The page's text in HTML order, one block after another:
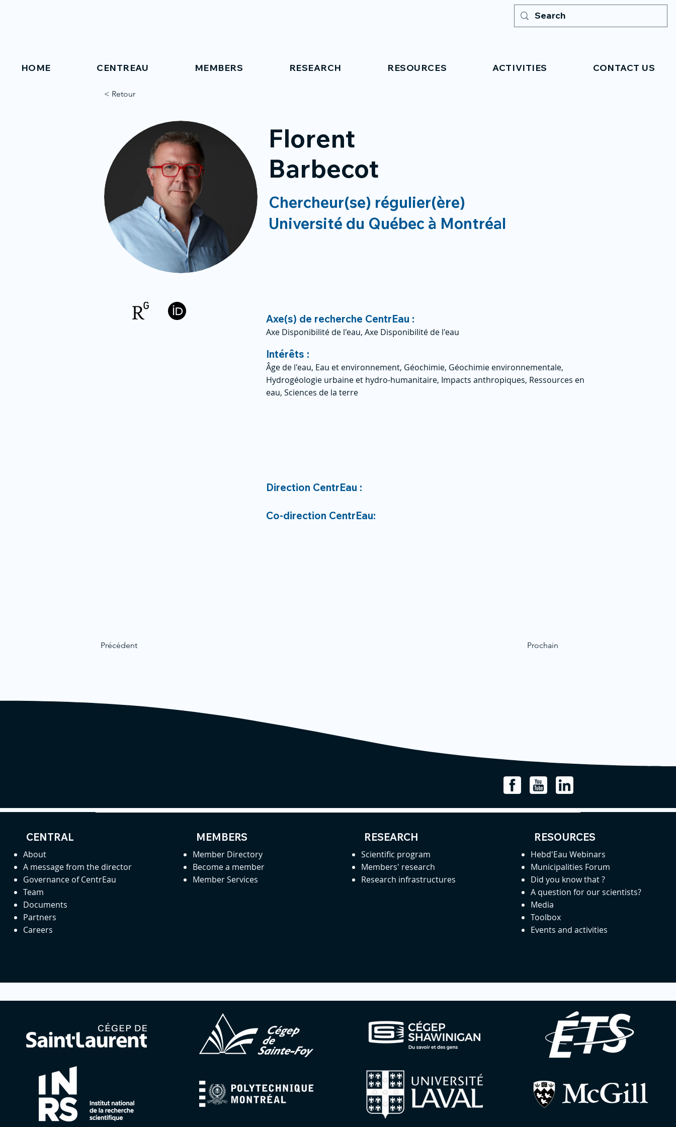
HOME CENTREAU MEMBERS RESEARCH RESOURCES ACTIVITIES CONTACT US
< Retour
Florent
Barbecot
Chercheur(se) régulier(ère)
Université du Québec à Montréal
Axe(s) de recherche CentrEau :
Axe Disponibilité de l'eau, Axe Disponibilité de l'eau
Intérêts :
Âge de l'eau, Eau et environnement, Géochimie, Géochimie environnementale,
Hydrogéologie urbaine et hydro-humanitaire, Impacts anthropiques, Ressources en
eau, Sciences de la terre
Précédent
Direction CentrEau :
Co-direction CentrEau:
Prochain
CENTRAL
About
A message from the director
Governance of CentrEau
Team
Documents
Partners
Careers
MEMBERS
Member Directory
Become a member
Member Services
RESEARCH
Scientific program
Members' research
Research infrastructures
RESOURCES
Hebd'Eau Webinars
Municipalities Forum
Did you know that ?
A question for our scientists?
Media
Toolbox
Events and activities